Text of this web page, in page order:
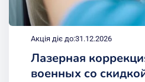
Акція діє до:31.12.2026
Лазерная
военных со